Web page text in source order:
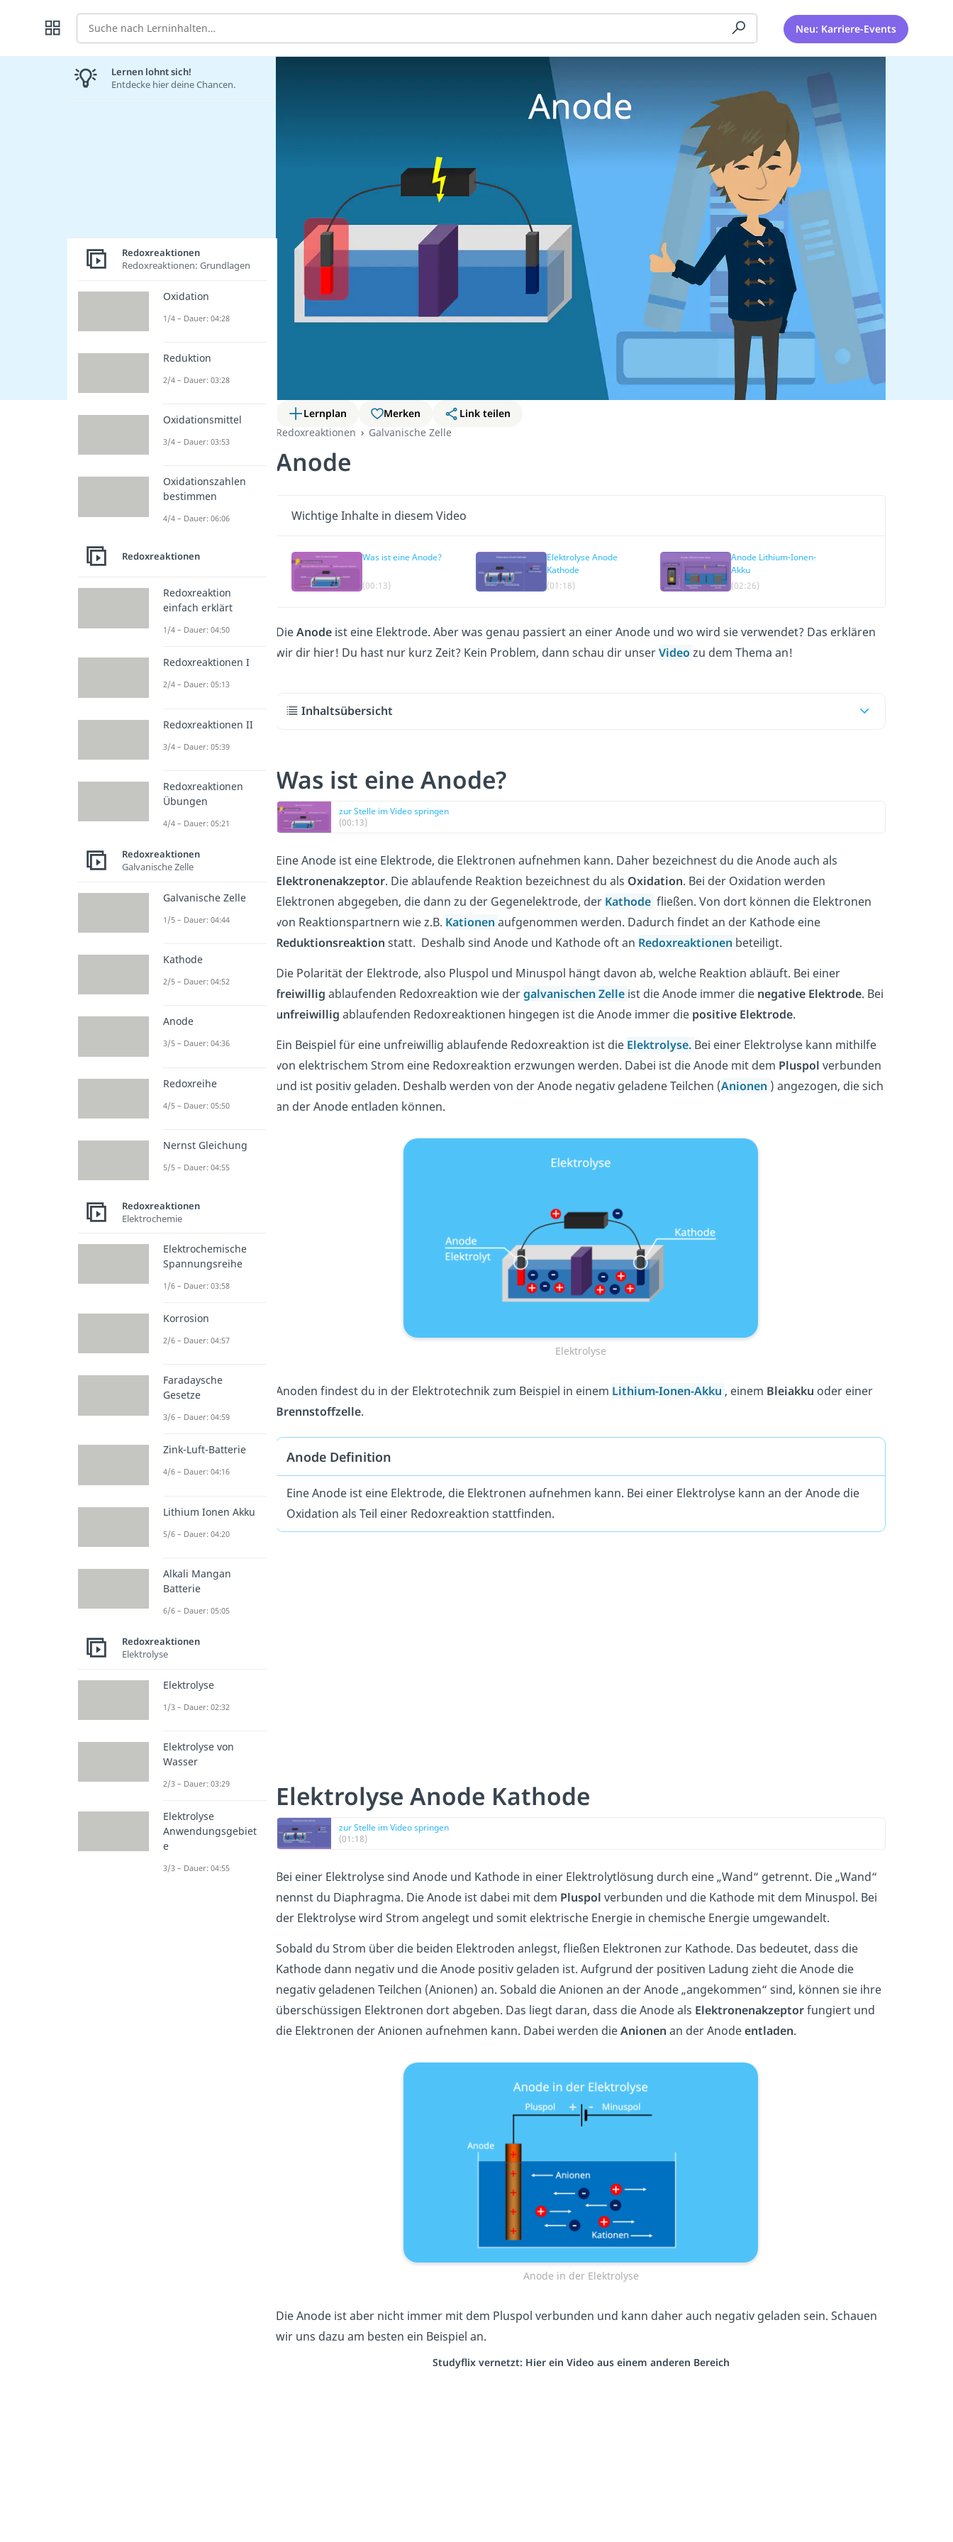
Suche Neu: Karriere-Events
Lernplan Merken
Link teilen
Redoxreaktionen
Galvanische Zelle
Anode
Wichtige Inhalte in diesem Video
Was ist eine Anode?
(00:13)
Elektrolyse Anode
Kathode
(01:18)
Anode Lithium-Ionen-
Akku
(02:26)
DieAnode ist eine Elektrode. Aber was genau passiert an einer Anode und wo wird sie verwendet? Das erklären
wir dir hier! Du hast nur kurz Zeit? Kein Problem, dann schau dir unserVideo zu dem Thema an!
Inhaltsübersicht
Was ist eine Anode?
zur Stelle im Video springen
(00:13)
Eine Anode ist eine Elektrode, die Elektronen aufnehmen kann. Daher bezeichnest du die Anode auch als
Elektronenakzeptor. Die ablaufende Reaktion bezeichnest du als Oxidation. Bei der Oxidation werden
Elektronen abgegeben, die dann zu der Gegenelektrode, der Kathode fließen. Von dort können die Elektronen
von Reaktionspartnern wie z.B. Kationen aufgenommen werden. Dadurch findet an der Kathode eine
Reduktionsreaktion statt. Deshalb sind Anode und Kathode oft an Redoxreaktionen beteiligt.
Die Polarität der Elektrode, also Pluspol und Minuspol hängt davon ab, welche Reaktion abläuft. Bei einer
freiwillig ablaufenden Redoxreaktion wie dergalvanischen Zelle ist die Anode immer die negative Elektrode. Bei
unfreiwillig ablaufenden Redoxreaktionen hingegen ist die Anode immer die positive Elektrode.
Ein Beispiel für eine unfreiwillig ablaufende Redoxreaktion ist die Elektrolyse. Bei einer Elektrolyse kann mithilfe
von elektrischem Strom eine Redoxreaktion erzwungen werden. Dabei ist die Anode mit dem Pluspol verbunden
und ist positiv geladen. Deshalb werden von der Anode negativ geladene Teilchen (Anionen ) angezogen, die sich
an der Anode entladen können.
Elektrolyse
Anoden findest du in der Elektrotechnik zum Beispiel in einem Lithium-Ionen-Akku , einem Bleiakku oder einer
Brennstoffzelle.
Anode Definition
Eine Anode ist eine Elektrode, die Elektronen aufnehmen kann. Bei einer Elektrolyse kann an der Anode die
Oxidation als Teil einer Redoxreaktion stattfinden.
Elektrolyse Anode Kathode
zur Stelle im Video springen
(01:18)
Bei einer Elektrolyse sind Anode und Kathode in einer Elektrolytlösung durch eine „Wand“ getrennt. Die „Wand“
nennst du Diaphragma. Die Anode ist dabei mit dem Pluspol verbunden und die Kathode mit dem Minuspol. Bei
der Elektrolyse wird Strom angelegt und somit elektrische Energie in chemische Energie umgewandelt.
Sobald du Strom über die beiden Elektroden anlegst, fließen Elektronen zur Kathode. Das bedeutet, dass die
Kathode dann negativ und die Anode positiv geladen ist. Aufgrund der positiven Ladung zieht die Anode die
negativ geladenen Teilchen (Anionen) an. Sobald die Anionen an der Anode „angekommen“ sind, können sie ihre
überschüssigen Elektronen dort abgeben. Das liegt daran, dass die Anode als Elektronenakzeptorfungiert und
die Elektronen der Anionen aufnehmen kann. Dabei werden dieAnionen an der Anodeentladen.
Anode in der Elektrolyse
Die Anode ist aber nicht immer mit dem Pluspol verbunden und kann daher auch negativ geladen sein. Schauen
wir uns dazu am besten ein Beispiel an.
Studyflix vernetzt: Hier ein Video aus einem anderen Bereich
Lernen lohnt sich!
Entdecke hier deine Chancen.
Redoxreaktionen
Redoxreaktionen: Grundlagen
Oxidation
1/4 – Dauer: 04:28
Reduktion
2/4 – Dauer: 03:28
Oxidationsmittel
3/4 – Dauer: 03:53
Oxidationszahlen
bestimmen
4/4 – Dauer: 06:06
Redoxreaktionen
Redoxreaktion
einfach erklärt
1/4 – Dauer: 04:50
Redoxreaktionen I
2/4 – Dauer: 05:13
Redoxreaktionen II
3/4 – Dauer: 05:39
Redoxreaktionen
Übungen
4/4 – Dauer: 05:21
Redoxreaktionen
Galvanische Zelle
Galvanische Zelle
1/5 – Dauer: 04:44
Kathode
2/5 – Dauer: 04:52
Anode
3/5 – Dauer: 04:36
Redoxreihe
4/5 – Dauer: 05:50
Nernst Gleichung
5/5 – Dauer: 04:55
Redoxreaktionen
Elektrochemie
Elektrochemische
Spannungsreihe
1/6 – Dauer: 03:58
Korrosion
2/6 – Dauer: 04:57
Faradaysche
Gesetze
3/6 – Dauer: 04:59
Zink-Luft-Batterie
4/6 – Dauer: 04:16
Lithium Ionen Akku
5/6 – Dauer: 04:20
Alkali Mangan
Batterie
6/6 – Dauer: 05:05
Redoxreaktionen
Elektrolyse
Elektrolyse
1/3 – Dauer: 02:32
Elektrolyse von
Wasser
2/3 – Dauer: 03:29
Elektrolyse
Anwendungsgebiet
e
3/3 – Dauer: 04:55